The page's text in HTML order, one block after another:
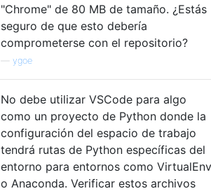
"Chrome" de 80 MB de tamaño. ¿Estás
seguro de que esto debería
comprometerse con el repositorio?
ygoe
No debe utilizar VSCode para algo
como un proyecto de Python donde la
configuración del espacio de trabajo
tendrá rutas de Python específicas del
entorno para entornos como VirtualEnv
o Anaconda. Verificar estos archivos